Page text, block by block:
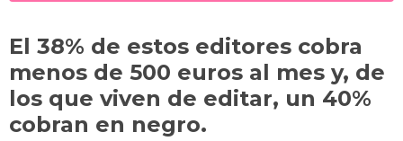
y d
o
n
a
m
A
p
p
b
o
o
k
t
Li
n
k
ar
tir
El 38% de estos editores cobra
menos de 500 euros al mes y, de
los que viven de editar, un 40%
cobran en negro.